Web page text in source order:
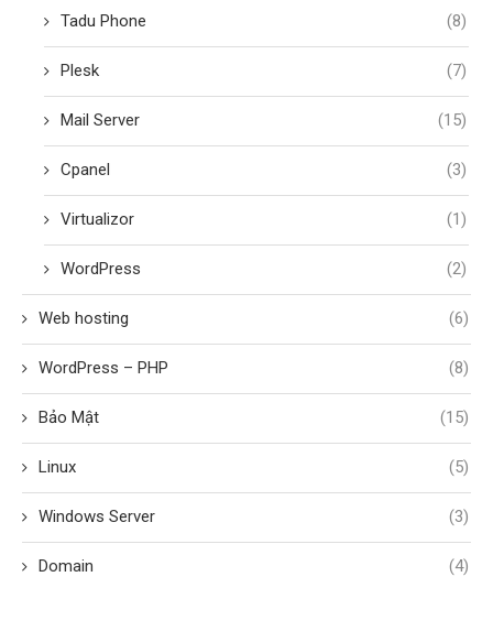
Tadu Phone (8)
Plesk (7)
Mail Server (15)
Cpanel (3)
Virtualizor (1)
WordPress (2)
Web hosting (6)
WordPress – PHP (8)
Bảo Mật (15)
Linux (5)
Windows Server (3)
Domain (4)